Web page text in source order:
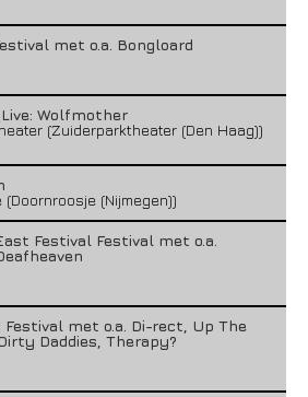
met o.a. Bongloard
Wolfmother
(Zuiderparktheater (Den Haag))
(Doornroosje (Nijmegen))
Festival Festival met o.a.
Festival met o.a. Di-rect, Up The
Daddies, Therapy?